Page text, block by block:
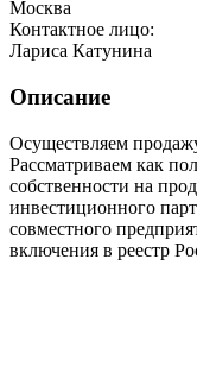
Москва
Контактное лицо:
Лариса Катунина
Описание
Осуществляем
Рассматриваем как
собственности на
инвестиционного
совместного
включения в реестр